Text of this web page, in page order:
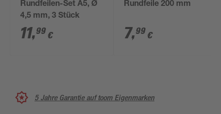
Rundfeilen-Set A5, Ø
4,5 mm, 3 Stück
11,99 €
Rundfeile 200 mm
7,99 €
5 Jahre Garantie auf toom Eigenmarken